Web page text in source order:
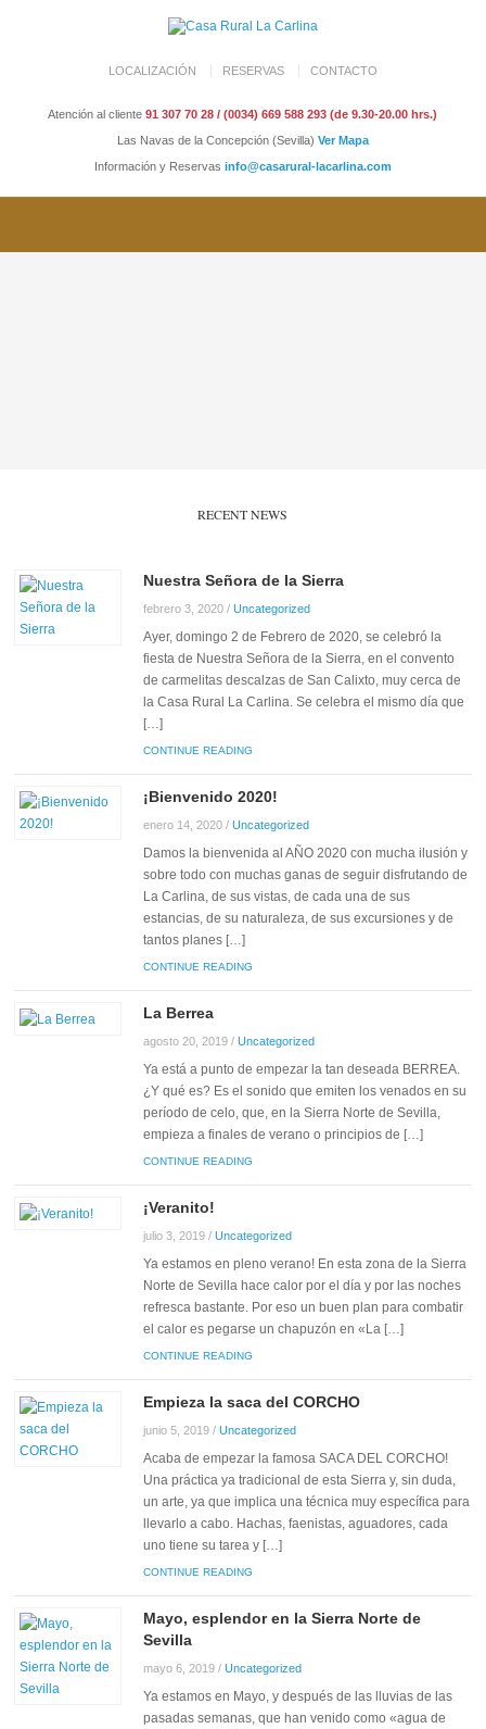
LOCALIZACIÓN RESERVAS CONTACTO
Atención al cliente 91 307 70 28 / (0034) 669 588 293 (de 9.30-20.00 hrs.)
Las Navas de la Concepción (Sevilla) Ver Mapa
Información y Reservas info@casarural-lacarlina.com
RECENT NEWS
Nuestra Señora de la Sierra
febrero 3, 2020/ Uncategorized
Ayer, domingo 2 de Febrero de 2020, se celebró la
fiesta de Nuestra Señora de la Sierra, en el convento
de carmelitas descalzas de San Calixto, muy cerca de
la Casa Rural La Carlina. Se celebra el mismo día que
[…]
CONTINUE READING
¡Bienvenido 2020!
enero 14, 2020/ Uncategorized
Damos la bienvenida al AÑO 2020 con mucha ilusión y
sobre todo con muchas ganas de seguir disfrutando de
La Carlina, de sus vistas, de cada una de sus
estancias, de su naturaleza, de sus excursiones y de
tantos planes […]
CONTINUE READING
La Berrea
agosto 20, 2019/ Uncategorized
Ya está a punto de empezar la tan deseada BERREA.
¿Y qué es? Es el sonido que emiten los venados en su
período de celo, que, en la Sierra Norte de Sevilla,
empieza a finales de verano o principios de […]
CONTINUE READING
¡Veranito!
julio 3, 2019/ Uncategorized
Ya estamos en pleno verano! En esta zona de la Sierra
Norte de Sevilla hace calor por el día y por las noches
refresca bastante. Por eso un buen plan para combatir
el calor es pegarse un chapuzón en «La […]
CONTINUE READING
Empieza la saca del CORCHO
junio 5, 2019/ Uncategorized
Acaba de empezar la famosa SACA DEL CORCHO!
Una práctica ya tradicional de esta Sierra y, sin duda,
un arte, ya que implica una técnica muy específica para
llevarlo a cabo. Hachas, faenistas, aguadores, cada
uno tiene su tarea y […]
CONTINUE READING
Mayo, esplendor en la Sierra Norte de
Sevilla
mayo 6, 2019/ Uncategorized
Ya estamos en Mayo, y después de las lluvias de las
pasadas semanas, que han venido como «agua de